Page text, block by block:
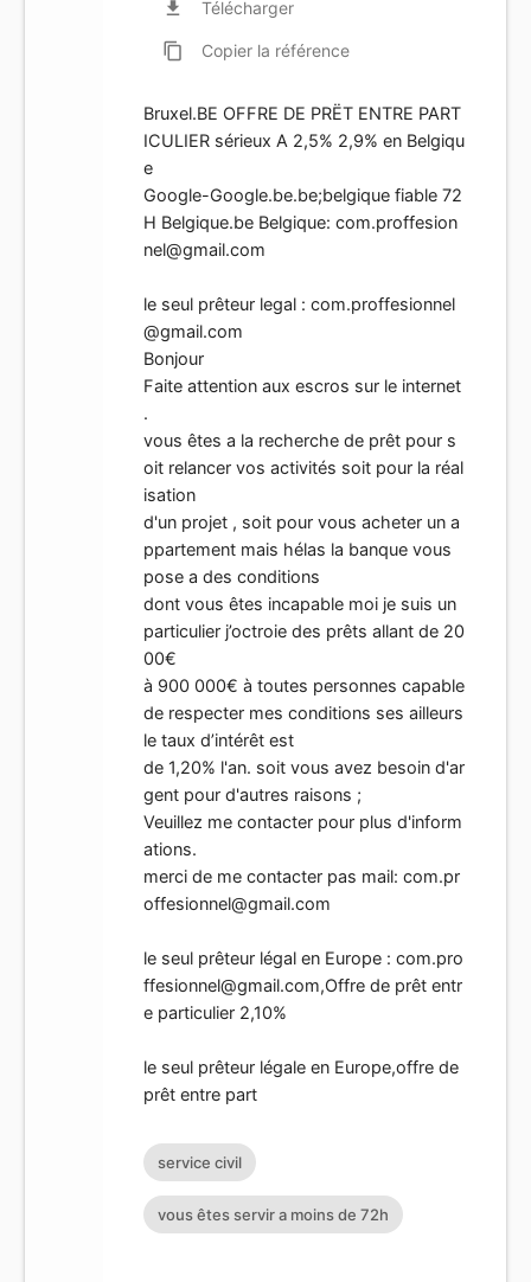
file_download Télécharger
content_copy Copier la référence
Bruxel.BE OFFRE DE PRËT ENTRE PART
ICULIER sérieux A 2,5% 2,9% en Belgiqu
e
Google-Google.be.be;belgique fiable 72
H Belgique.be Belgique:com.proffesion
nel@gmail.com
le seul prêteur legal :com.proffesionnel
@gmail.com
Bonjour
Faite attention aux escros sur le internet
.
vous êtes a la recherche de prêt pour s
oit relancer vos activités soit pour la réal
isation
d'un projet , soit pour vous acheter un a
ppartement mais hélas la banque vous
pose a des conditions
dont vous êtes incapable moi je suis un
particulier j’octroie des prêts allant de 20
00€
à 900 000€ à toutes personnes capable
de respecter mes conditions ses ailleurs
le taux d’intérêt est
de 1,20% l'an. soit vous avez besoin d'ar
gent pour d'autres raisons ;
Veuillez me contacter pour plus d'inform
ations.
merci de me contacter pas mail:com.pr
offesionnel@gmail.com
le seul prêteur légal en Europe :com.pro
ffesionnel@gmail.com,Offre de prêt entr
e particulier 2,10%
le seul prêteur légale en Europe,offre de
prêt entre part
service civil
vous êtes servir a moins de 72h